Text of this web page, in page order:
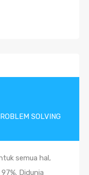
SOLVING
semua hal,
Didunia